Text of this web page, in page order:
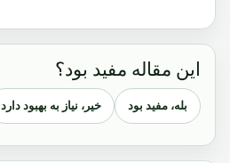
این مقاله مفید بود؟
بله، مفید بود خیر، نیاز به بهبود دارد